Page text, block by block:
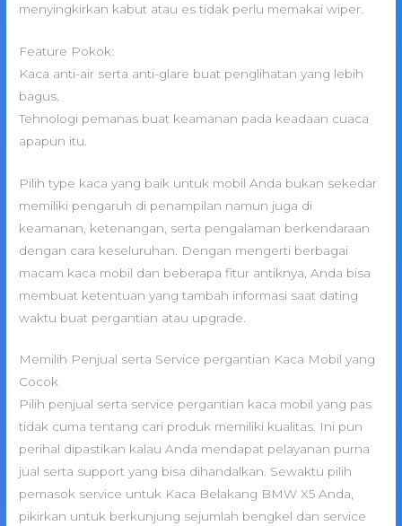
menyingkirkan kabut atau es tidak perlu memakai wiper.
Feature Pokok:
Kaca anti-air serta anti-glare buat penglihatan yang lebih
bagus.
Tehnologi pemanas buat keamanan pada keadaan cuaca
apapun itu.
Pilih type kaca yang baik untuk mobil Anda bukan sekedar
memiliki pengaruh di penampilan namun juga di
keamanan, ketenangan, serta pengalaman berkendaraan
dengan cara keseluruhan. Dengan mengerti berbagai
macam kaca mobil dan beberapa fitur antiknya, Anda bisa
membuat ketentuan yang tambah informasi saat dating
waktu buat pergantian atau upgrade.
Memilih Penjual serta Service pergantian Kaca Mobil yang
Cocok
Pilih penjual serta service pergantian kaca mobil yang pas
tidak cuma tentang cari produk memiliki kualitas. Ini pun
perihal dipastikan kalau Anda mendapat pelayanan purna
jual serta support yang bisa dihandalkan. Sewaktu pilih
pemasok service untuk Kaca Belakang BMW X5 Anda,
pikirkan untuk berkunjung sejumlah bengkel dan service